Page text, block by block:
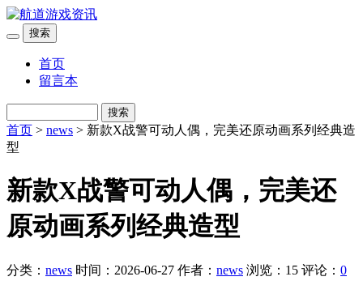
搜索
首页
留言本
搜索
首页 > news > 新款X战警可动人偶，完美还原动画系列经典造
型
新款X战警可动人偶，完美还
原动画系列经典造型
分类： news 时间：2026-06-27 作者： news 浏览：15 评论： 0